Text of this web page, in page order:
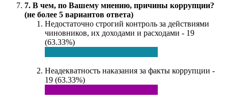
7. В чем, по Вашему мнению, причины коррупции?
(не более 5 вариантов ответа)
Недостаточно строгий контроль за действиями
чиновников, их доходами и расходами - 19
(63.33%)
Неадекватность наказания за факты коррупции -
19 (63.33%)